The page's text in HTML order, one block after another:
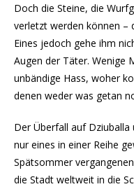
Doch die Steine, die
verletzt werden können –
Eines jedoch gehe ihm
Augen der Täter. Wenige
unbändige Hass, woher
denen weder was getan
Der Überfall auf
nur eines in einer Reihe
Spätsommer
die Stadt weltweit in die